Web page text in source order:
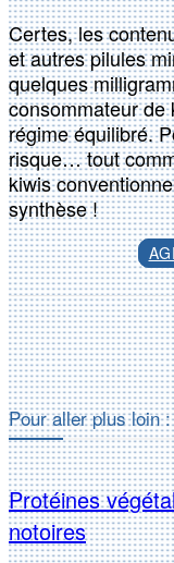
Certes, les
et autres pilules
quelques
consommateur de
régime équilibré.
risque… tout
kiwis
synthèse !
Pour aller plus loin :
Protéines
notoires